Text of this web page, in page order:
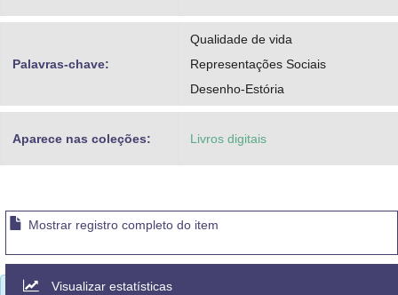
Palavras-chave:
Qualidade de vida
Representações Sociais
Desenho-Estória
Aparece nas coleções: Livros digitais
Mostrar registro completo do item
Visualizar estatísticas